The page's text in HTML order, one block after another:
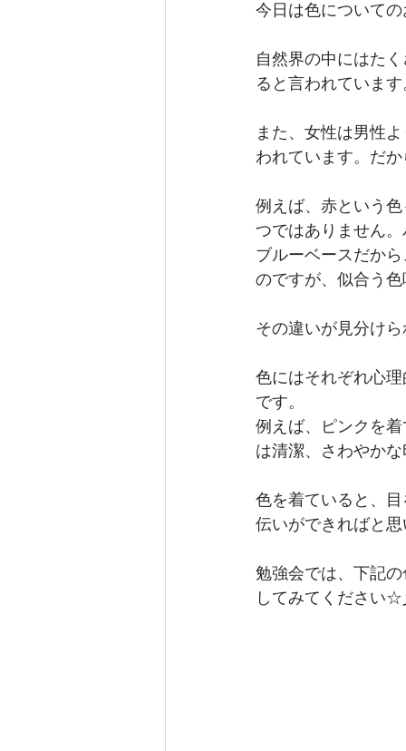
今日は色について
自然界の中にはた
ると言われています
また、女性は男性
われています。だ
例えば、赤という
つではありません
ブルーベースだか
のですが、似合う
その違いが見分け
色にはそれぞれ心
です。
例えば、ピンクを
は清潔、さわやか
色を着ていると、
伝いができればと
勉強会では、下記
してみてください☆